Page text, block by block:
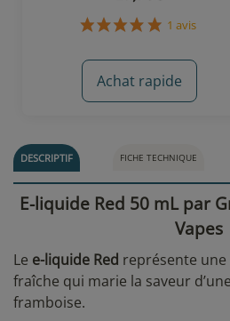
1 avis
Achat rapide
DESCRIPTIF FICHE TECHNIQUE
E-liquide Red 50 mL par
Vapes
Le e-liquide Red représente
fraîche qui marie la saveur
framboise.